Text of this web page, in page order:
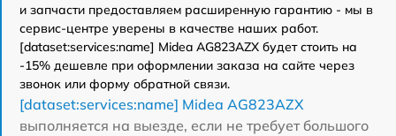
и запчасти предоставляем расширенную гарантию - мы в
сервис-центре уверены в качестве наших работ.
[dataset:services:name] Midea AG823AZX будет стоить на
-15% дешевле при оформлении заказа на сайте через
звонок или форму обратной связи.
[dataset:services:name] Midea AG823AZX
выполняется на выезде, если не требует большого